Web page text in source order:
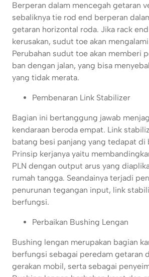
Berperan dalam mencegah getaran
sebaliknya tie rod end berperan
getaran horizontal roda. Jika rack
kerusakan, sudut toe akan
Perubahan sudut toe akan memberi
ban dengan jalan, yang bisa
yang tidak merata.
Pembenaran Link Stabilizer
Bagian ini bertanggung jawab
kendaraan beroda empat. Link
batang besi panjang yang tedapat di
Prinsip kerjanya yaitu
PLN dengan output arus yang
rumah tangga. Seandainya terjadi
penurunan tegangan input, link
berfungsi.
Perbaikan Bushing Lengan
Bushing lengan merupakan bagian
berfungsi sebagai peredam getaran
gerakan mobil, serta sebagai